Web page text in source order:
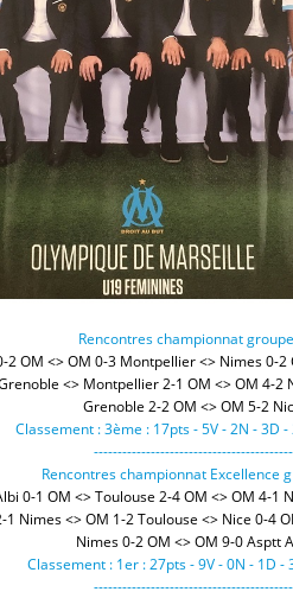
Rencontres championnat
2 OM <> OM 0-3 Montpellier <> Nimes 0-2
<> Montpellier 2-1 OM <> OM 4-2
Grenoble 2-2 OM <> OM 5-2
Classement : 3ème : 17pts - 5V - 2N - 3D -
------------------------------------------
Rencontres championnat Excellence
0-1 OM <> Toulouse 2-4 OM <> OM 4-1
1 Nimes <> OM 1-2 Toulouse <> Nice 0-4
Nimes 0-2 OM <> OM 9-0 Asptt
Classement : 1er : 27pts - 9V - 0N - 1D -
------------------------------------------